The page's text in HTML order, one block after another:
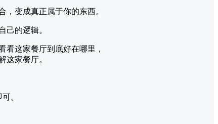
变成真正属于你的东西。
己的逻辑。
看这家餐厅到底好在哪里，
这家餐厅。
。